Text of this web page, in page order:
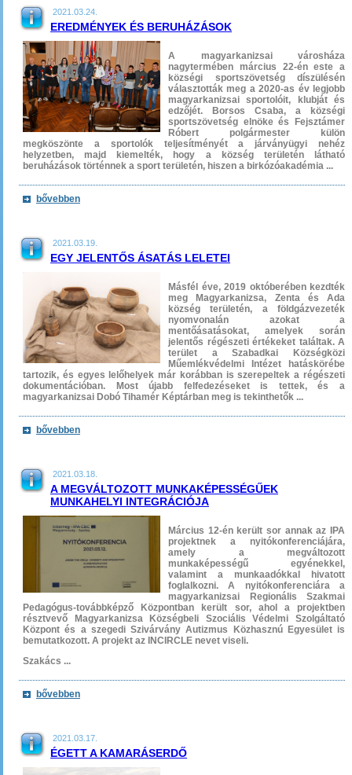
2021.03.24.
EREDMÉNYEK ÉS BERUHÁZÁSOK
A magyarkanizsai városháza
nagytermében március 22-én este a
községi sportszövetség díszülésén
választották meg a 2020-as év legjobb
magyarkanizsai sportolóit, klubját és
edzőjét. Borsos Csaba, a községi
sportszövetség elnöke és Fejsztámer
Róbert polgármester külön
megköszönte a sportolók teljesítményét a járványügyi nehéz
helyzetben, majd kiemelték, hogy a község területén látható
beruházások történnek a sport területén, hiszen a birkózóakadémia ...
bővebben
2021.03.19.
EGY JELENTŐS ÁSATÁS LELETEI
Másfél éve, 2019 októberében kezdték
meg Magyarkanizsa, Zenta és Ada
község területén, a földgázvezeték
nyomvonalán azokat a
mentőásatásokat, amelyek során
jelentős régészeti értékeket találtak. A
terület a Szabadkai Községközi
Műemlékvédelmi Intézet hatáskörébe
tartozik, és egyes lelőhelyek már korábban is szerepeltek a régészeti
dokumentációban. Most újabb felfedezéseket is tettek, és a
magyarkanizsai Dobó Tihamér Képtárban meg is tekinthetők ...
bővebben
2021.03.18.
A MEGVÁLTOZOTT MUNKAKÉPESSÉGŰEK
MUNKAHELYI INTEGRÁCIÓJA
Március 12-én került sor annak az IPA
projektnek a nyitókonferenciájára,
amely a megváltozott
munkaképességű egyénekkel,
valamint a munkaadókkal hivatott
foglalkozni. A nyitókonferenciára a
magyarkanizsai Regionális Szakmai
Pedagógus-továbbképző Központban került sor, ahol a projektben
résztvevő Magyarkanizsa Községbeli Szociális Védelmi Szolgáltató
Központ és a szegedi Szivárvány Autizmus Közhasznú Egyesület is
bemutatkozott. A projekt az INCIRCLE nevet viseli.
Szakács ...
bővebben
2021.03.17.
ÉGETT A KAMARÁSERDŐ